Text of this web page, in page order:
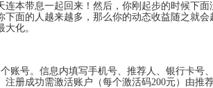
连本带息一起回来！然后，你刚起步的时候下
下面的人越来越多，那么你的动态收益随之就
化。
个账号。信息内填写手机号、推荐人、银行卡号
注册成功需激活账户（每个激活码200元）由推